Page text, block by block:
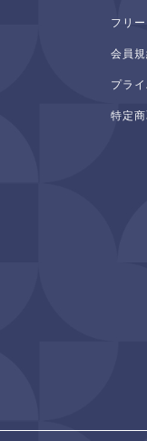
フリ
会員規
プラ
特定